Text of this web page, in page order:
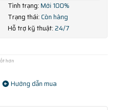
Tình trạng:Mới 100%
Trạng thái:Còn hàng
Hỗ trợ kỹ thuật:24/7
hơn
Hướng dẫn mua